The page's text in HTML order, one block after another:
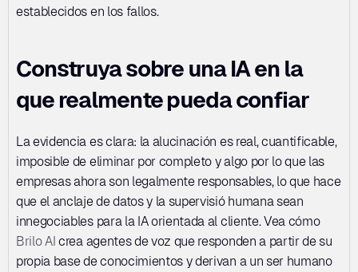
establecidos en los fallos.
Construya sobre una IA en la
que realmente pueda confiar
La evidencia es clara: la alucinación es real, cuantificable,
imposible de eliminar por completo y algo por lo que las
empresas ahora son legalmente responsables, lo que hace
que el anclaje de datos y la supervisió humana sean
innegociables para la IA orientada al cliente. Vea cómo
Brilo AI crea agentes de voz que responden a partir de su
propia base de conocimientos y derivan a un ser humano